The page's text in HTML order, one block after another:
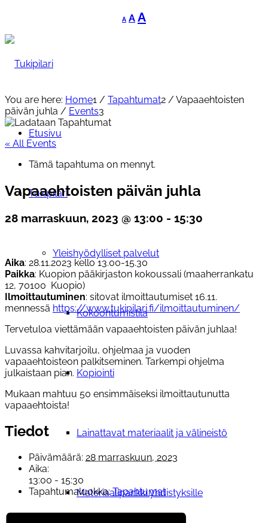
A
Decrease
font
A Reset
font
AIncrease
Etusivu
Tukipilari
Yleishyödylliset palvelut
Kokoontumistila
Kopiointi
Lainattavat materiaalit ja välineistö
Materiaalipankki yhdistyksille
You are here: Home1 / Tapahtumat2 / Vapaaehtoisten
päivän juhla / Events3
« All Events
Tämä tapahtuma on mennyt.
Vapaaehtoisten päivän juhla
28 marraskuun, 2023 @ 13:00 - 15:30
Aika: 28.11.2023 kello 13.00-15.30
Paikka: Kuopion pääkirjaston kokoussali (maaherrankatu
12, 70100 Kuopio)
Ilmoittautuminen: sitovat ilmoittautumiset 16.11.
mennessä https://www.tukipilari.fi/ilmoittautuminen/
Tervetuloa viettämään vapaaehtoisten päivän juhlaa!
Luvassa kahvitarjoilu, ohjelmaa ja vuoden
vapaaehtoisteon palkitseminen. Tarkempi ohjelma
julkaistaan pian.
Mukaan mahtuu 50 ensimmäiseksi ilmoittautunutta
vapaaehtoista!
Tiedot
Päivämäärä: 28 marraskuun, 2023
Aika:
13:00 - 15:30
Tapahtumaluokka: Tapahtumat